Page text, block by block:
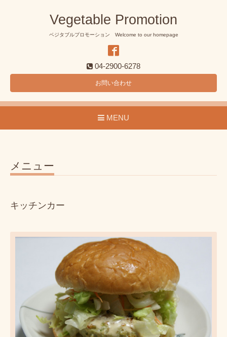
Vegetable Promotion
ベジタブルプロモーション Welcome to our homepage
04-2900-6278
お問い合わせ
MENU
メニュー
キッチンカー